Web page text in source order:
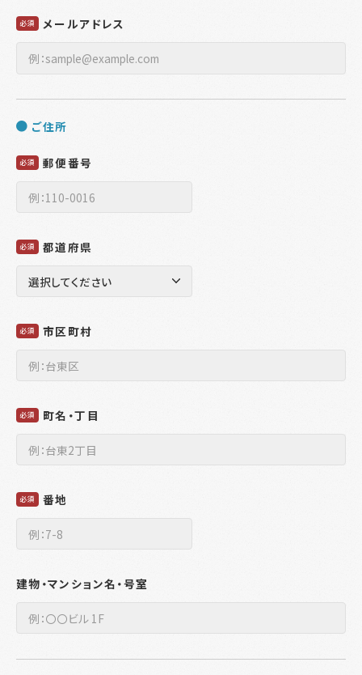
必須 メールアドレス
ご住所
必須 郵便番号
必須 都道府県
必須 市区町村
必須 町名・丁目
必須 番地
建物・マンション名・号室